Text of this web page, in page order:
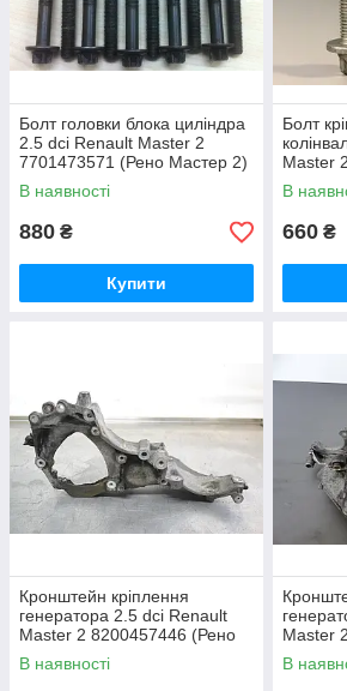
Болт головки блока циліндра
2.5 dci Renault Master 2
7701473571 (Рено Мастер 2)
В наявності
880 ₴
Купити
Болт
Master
Мастер
В
660 ₴
Кронштейн кріплення
генератора 2.5 dci Renault
Master 2 8200457446 (Рено
Мастер 2)
В наявності
Master
Мастер
В